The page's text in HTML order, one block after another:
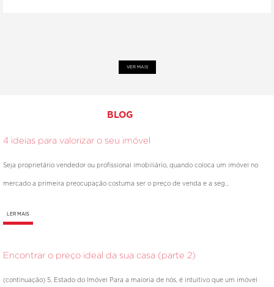
VER MAIS
BLOG
4 ideias para valorizar o seu imóvel
Seja proprietário vendedor ou profissional imobiliário, quando coloca um imóvel no
mercado a primeira preocupação costuma ser o preço de venda e a seg...
LER MAIS
Encontrar o preço ideal da sua casa (parte 2)
(continuação) 5. Estado do Imóvel Para a maioria de nós, é intuitivo que um imóvel